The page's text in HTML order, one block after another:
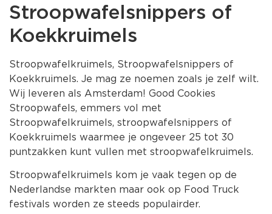
Stroopwafelsnippers of
Koekkruimels
Stroopwafelkruimels, Stroopwafelsnippers of
Koekkruimels. Je mag ze noemen zoals je zelf wilt.
Wij leveren als Amsterdam! Good Cookies
Stroopwafels, emmers vol met
Stroopwafelkruimels, stroopwafelsnippers of
Koekkruimels waarmee je ongeveer 25 tot 30
puntzakken kunt vullen met stroopwafelkruimels.
Stroopwafelkruimels kom je vaak tegen op de
Nederlandse markten maar ook op Food Truck
festivals worden ze steeds populairder.